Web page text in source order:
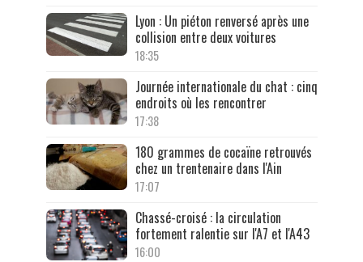
Lyon : Un piéton renversé après une
collision entre deux voitures
18:35
Journée internationale du chat : cinq
endroits où les rencontrer
17:38
180 grammes de cocaïne retrouvés
chez un trentenaire dans l'Ain
17:07
Chassé-croisé : la circulation
fortement ralentie sur l'A7 et l'A43
16:00